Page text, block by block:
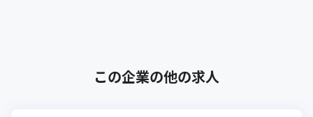
この企業の他の求人